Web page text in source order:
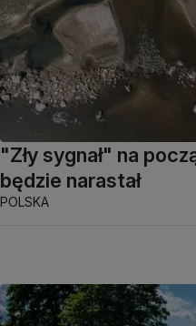
"Zły sygnał" na
będzie narastał
POLSKA